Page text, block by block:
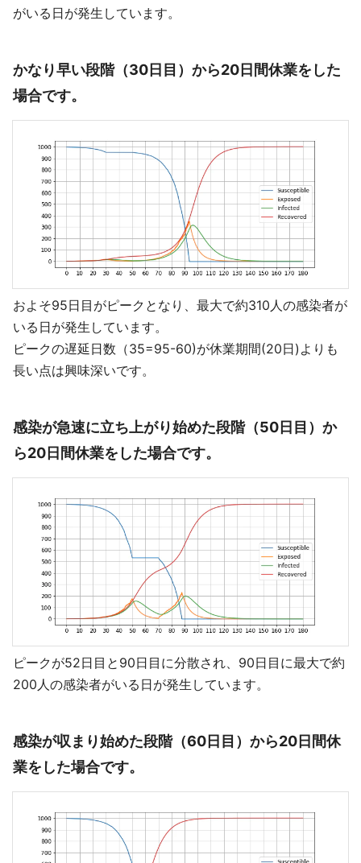
がいる日が発生しています。
かなり早い段階（30日目）から20日間休業をした
場合です。
およそ95日目がピークとなり、最大で約310人の感染者が
いる日が発生しています。
ピークの遅延日数（35=95-60)が休業期間(20日)よりも
長い点は興味深いです。
感染が急速に立ち上がり始めた段階（50日目）か
ら20日間休業をした場合です。
ピークが52日目と90日目に分散され、90日目に最大で約
200人の感染者がいる日が発生しています。
感染が収まり始めた段階（60日目）から20日間休
業をした場合です。